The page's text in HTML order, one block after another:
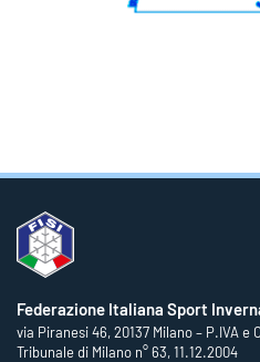
Federazione Italiana Sport
via Piranesi 46, 20137 Milano – P.IVA e
Tribunale di Milano n° 63, 11.12.2004